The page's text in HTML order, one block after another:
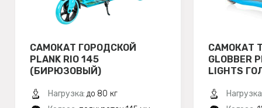
САМОКАТ ГОРОДСКОЙ
PLANK RIO 145
(БИРЮЗОВЫЙ)
Нагрузка: до 80 кг
САМОКАТ
GLOBBER
LIGHTS